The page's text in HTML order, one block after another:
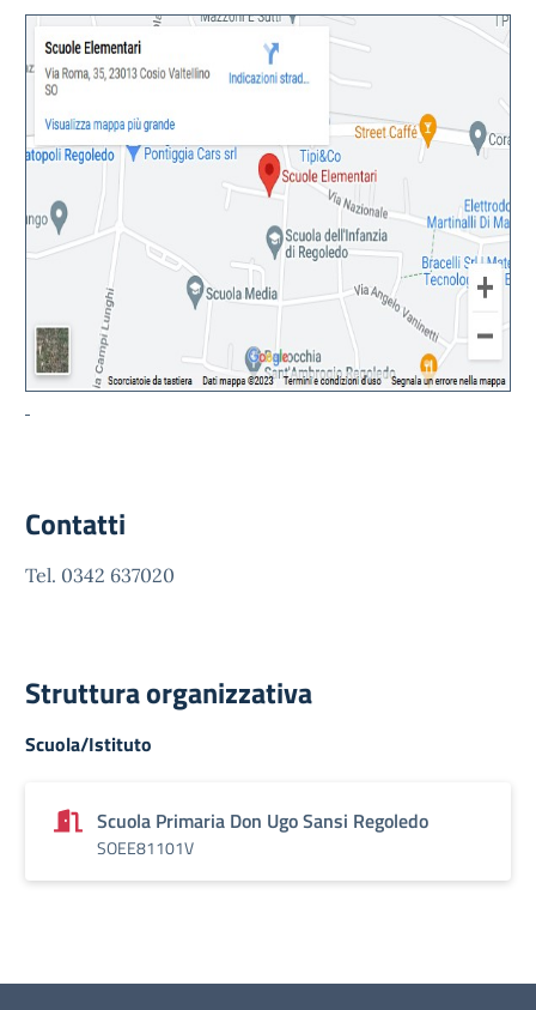
Contatti
Tel. 0342 637020
Struttura organizzativa
Scuola/Istituto
Scuola Primaria Don Ugo Sansi Regoledo
SOEE81101V